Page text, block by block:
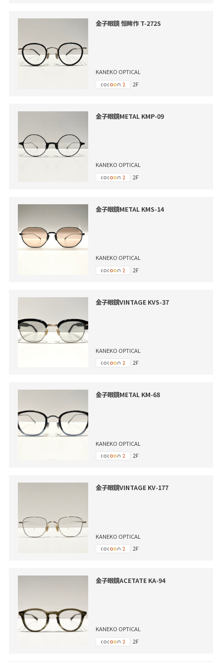
金子眼鏡 恒眸作 T-272S
KANEKO OPTICAL
2F
金子眼鏡METAL KMP-09
KANEKO OPTICAL
2F
金子眼鏡METAL KMS-14
KANEKO OPTICAL
2F
金子眼鏡VINTAGE KVS-37
KANEKO OPTICAL
2F
金子眼鏡METAL KM-68
KANEKO OPTICAL
2F
金子眼鏡VINTAGE KV-177
KANEKO OPTICAL
2F
金子眼鏡ACETATE KA-94
KANEKO OPTICAL
2F